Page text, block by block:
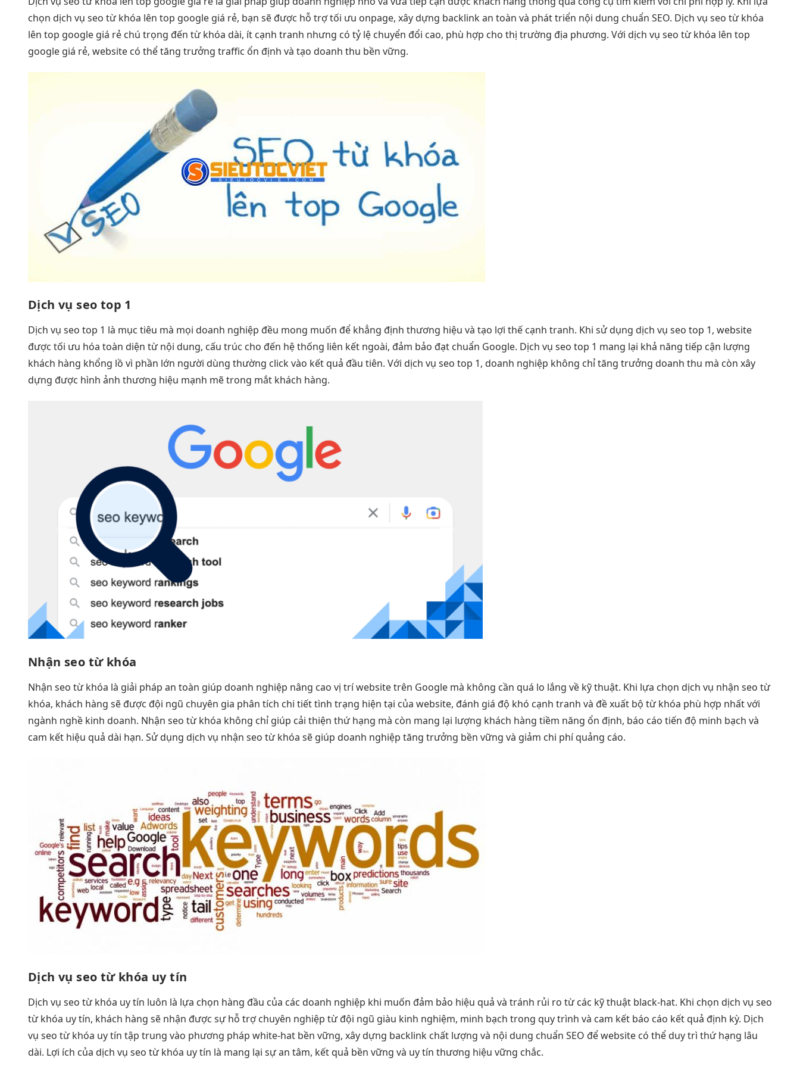
chọn dịch vụ seo từ khóa lên top google giá rẻ, bạn sẽ được hỗ trợ tối ưu onpage, xây dựng backlink an toàn và phát triển nội dung chuẩn SEO. Dịch vụ seo từ khóa
lên top google giá rẻ chú trọng đến từ khóa dài, ít cạnh tranh nhưng có tỷ lệ chuyển đổi cao, phù hợp cho thị trường địa phương. Với dịch vụ seo từ khóa lên top
google giá rẻ, website có thể tăng trưởng traffic ổn định và tạo doanh thu bền vững.
Dịch vụ seo top 1
Dịch vụ seo top 1 là mục tiêu mà mọi doanh nghiệp đều mong muốn để khẳng định thương hiệu và tạo lợi thế cạnh tranh. Khi sử dụng dịch vụ seo top 1, website
được tối ưu hóa toàn diện từ nội dung, cấu trúc cho đến hệ thống liên kết ngoài, đảm bảo đạt chuẩn Google. Dịch vụ seo top 1 mang lại khả năng tiếp cận lượng
khách hàng khổng lồ vì phần lớn người dùng thường click vào kết quả đầu tiên. Với dịch vụ seo top 1, doanh nghiệp không chỉ tăng trưởng doanh thu mà còn xây
dựng được hình ảnh thương hiệu mạnh mẽ trong mắt khách hàng.
Nhận seo từ khóa
Nhận seo từ khóa là giải pháp an toàn giúp doanh nghiệp nâng cao vị trí website trên Google mà không cần quá lo lắng về kỹ thuật. Khi lựa chọn dịch vụ nhận seo từ
khóa, khách hàng sẽ được đội ngũ chuyên gia phân tích chi tiết tình trạng hiện tại của website, đánh giá độ khó cạnh tranh và đề xuất bộ từ khóa phù hợp nhất với
ngành nghề kinh doanh. Nhận seo từ khóa không chỉ giúp cải thiện thứ hạng mà còn mang lại lượng khách hàng tiềm năng ổn định, báo cáo tiến độ minh bạch và
cam kết hiệu quả dài hạn. Sử dụng dịch vụ nhận seo từ khóa sẽ giúp doanh nghiệp tăng trưởng bền vững và giảm chi phí quảng cáo.
Dịch vụ seo từ khóa uy tín
Dịch vụ seo từ khóa uy tín luôn là lựa chọn hàng đầu của các doanh nghiệp khi muốn đảm bảo hiệu quả và tránh rủi ro từ các kỹ thuật black-hat. Khi chọn dịch vụ seo
từ khóa uy tín, khách hàng sẽ nhận được sự hỗ trợ chuyên nghiệp từ đội ngũ giàu kinh nghiệm, minh bạch trong quy trình và cam kết báo cáo kết quả định kỳ. Dịch
vụ seo từ khóa uy tín tập trung vào phương pháp white-hat bền vững, xây dựng backlink chất lượng và nội dung chuẩn SEO để website có thể duy trì thứ hạng lâu
dài. Lợi ích của dịch vụ seo từ khóa uy tín là mang lại sự an tâm, kết quả bền vững và uy tín thương hiệu vững chắc.